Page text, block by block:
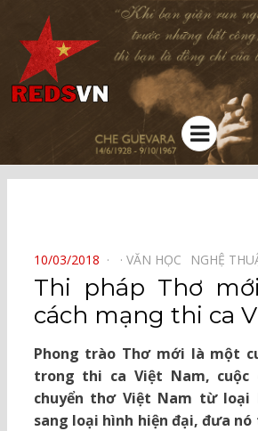
Kênh chia sẻ tri thức cộng đồng
Menu
POSTED
ON
10/03/2018 VĂN HỌC⠀ NGHỆ
Thi pháp Thơ
cách mạng thi ca
Phong trào Thơ mới là một
trong thi ca Việt Nam, cuộc
chuyển thơ Việt Nam từ loại
sang loại hình hiện đại, đưa